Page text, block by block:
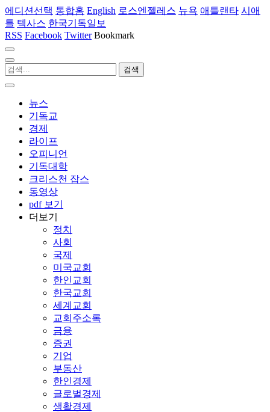
에디션선택 통합홈 English 로스엔젤레스 뉴욕 애틀랜타 시애
틀 텍사스 한국기독일보
RSS Facebook Twitter Bookmark
뉴스
기독교
경제
라이프
오피니언
기독대학
크리스천 잡스
동영상
pdf 보기
더보기
정치
사회
국제
미국교회
한인교회
한국교회
세계교회
교회주소록
금융
증권
기업
부동산
한인경제
글로벌경제
생활경제